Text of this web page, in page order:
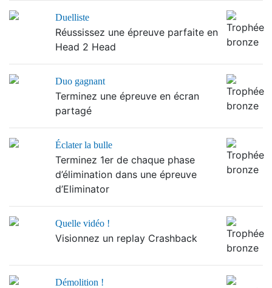
Duelliste
Réussissez une épreuve parfaite en
Head 2 Head
Duo gagnant
Terminez une épreuve en écran
partagé
Éclater la bulle
Terminez 1er de chaque phase
d’élimination dans une épreuve
d’Eliminator
Quelle vidéo !
Visionnez un replay Crashback
Démolition !